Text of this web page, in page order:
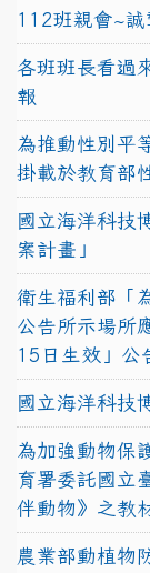
112班親會~誠
各班班長看過
報
為推動性別平
掛載於教育部
國立海洋科技
案計畫」
衛生福利部「
公告所示場所
15日生效」公
國立海洋科技
為加強動物保
育署委託國立
伴動物》之教
農業部動植物